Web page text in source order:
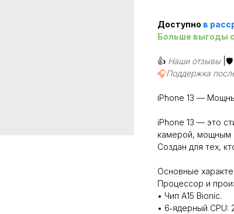
Доступно в
Больше выгоды
👍 Наши отзывы |🛡️
🎧Поддержка
iPhone 13 —
iPhone 13 — это
камерой, мощным
Создан для тех,
Основные
Процессор и
• Чип A15 Bionic.
• 6‑ядерный CPU: